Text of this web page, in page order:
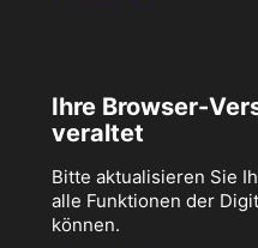
Ihre Browser-
veraltet
Bitte aktualisieren Sie
alle Funktionen der
können.